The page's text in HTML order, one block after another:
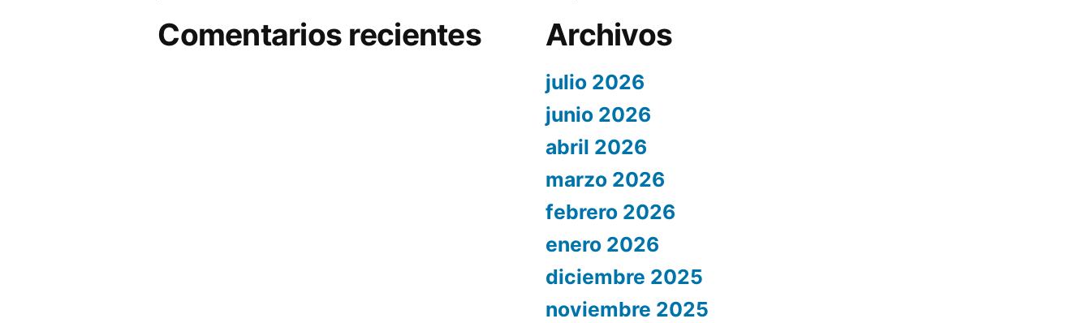
Comentarios recientes Archivos
julio 2026
junio 2026
abril 2026
marzo 2026
febrero 2026
enero 2026
diciembre 2025
noviembre 2025